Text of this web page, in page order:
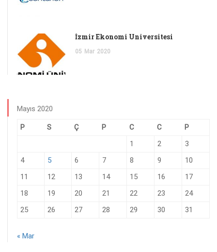
İzmir Ekonomi Üniversitesi
05 Mar 2020
Mayıs 2020
P S Ç P C C
P
1
2
3
4
5 6 7 8 9
10
11
12 13 14 15 16
17
18
19 20 21 22 23
24
25
26 27 28 29 30 31
« Mar